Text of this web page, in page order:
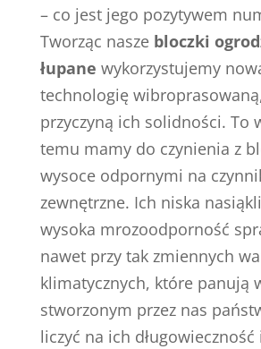
– co jest jego pozytywem
Tworząc nasze bloczki
łupane wykorzystujemy
technologię
przyczyną ich solidności. To
temu mamy do czynienia z
wysoce odpornymi na
zewnętrzne. Ich niska
wysoka mrozoodporność
nawet przy tak zmiennych
klimatycznych, które panują
stworzonym przez nas
liczyć na ich długowieczność i